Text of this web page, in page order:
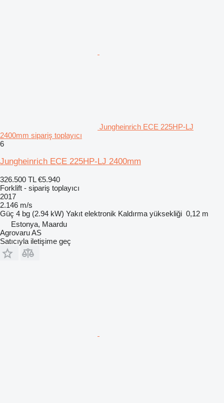
Jungheinrich ECE 225HP-LJ
2400mm sipariş toplayıcı
6
Jungheinrich ECE 225HP-LJ 2400mm
326.500 TL €5.940
Forklift - sipariş toplayıcı
2017
2.146 m/s
Güç 4 bg (2.94 kW) Yakıt elektronik Kaldırma yüksekliği 0,12 m
Estonya, Maardu
Agrovaru AS
Satıcıyla iletişime geç